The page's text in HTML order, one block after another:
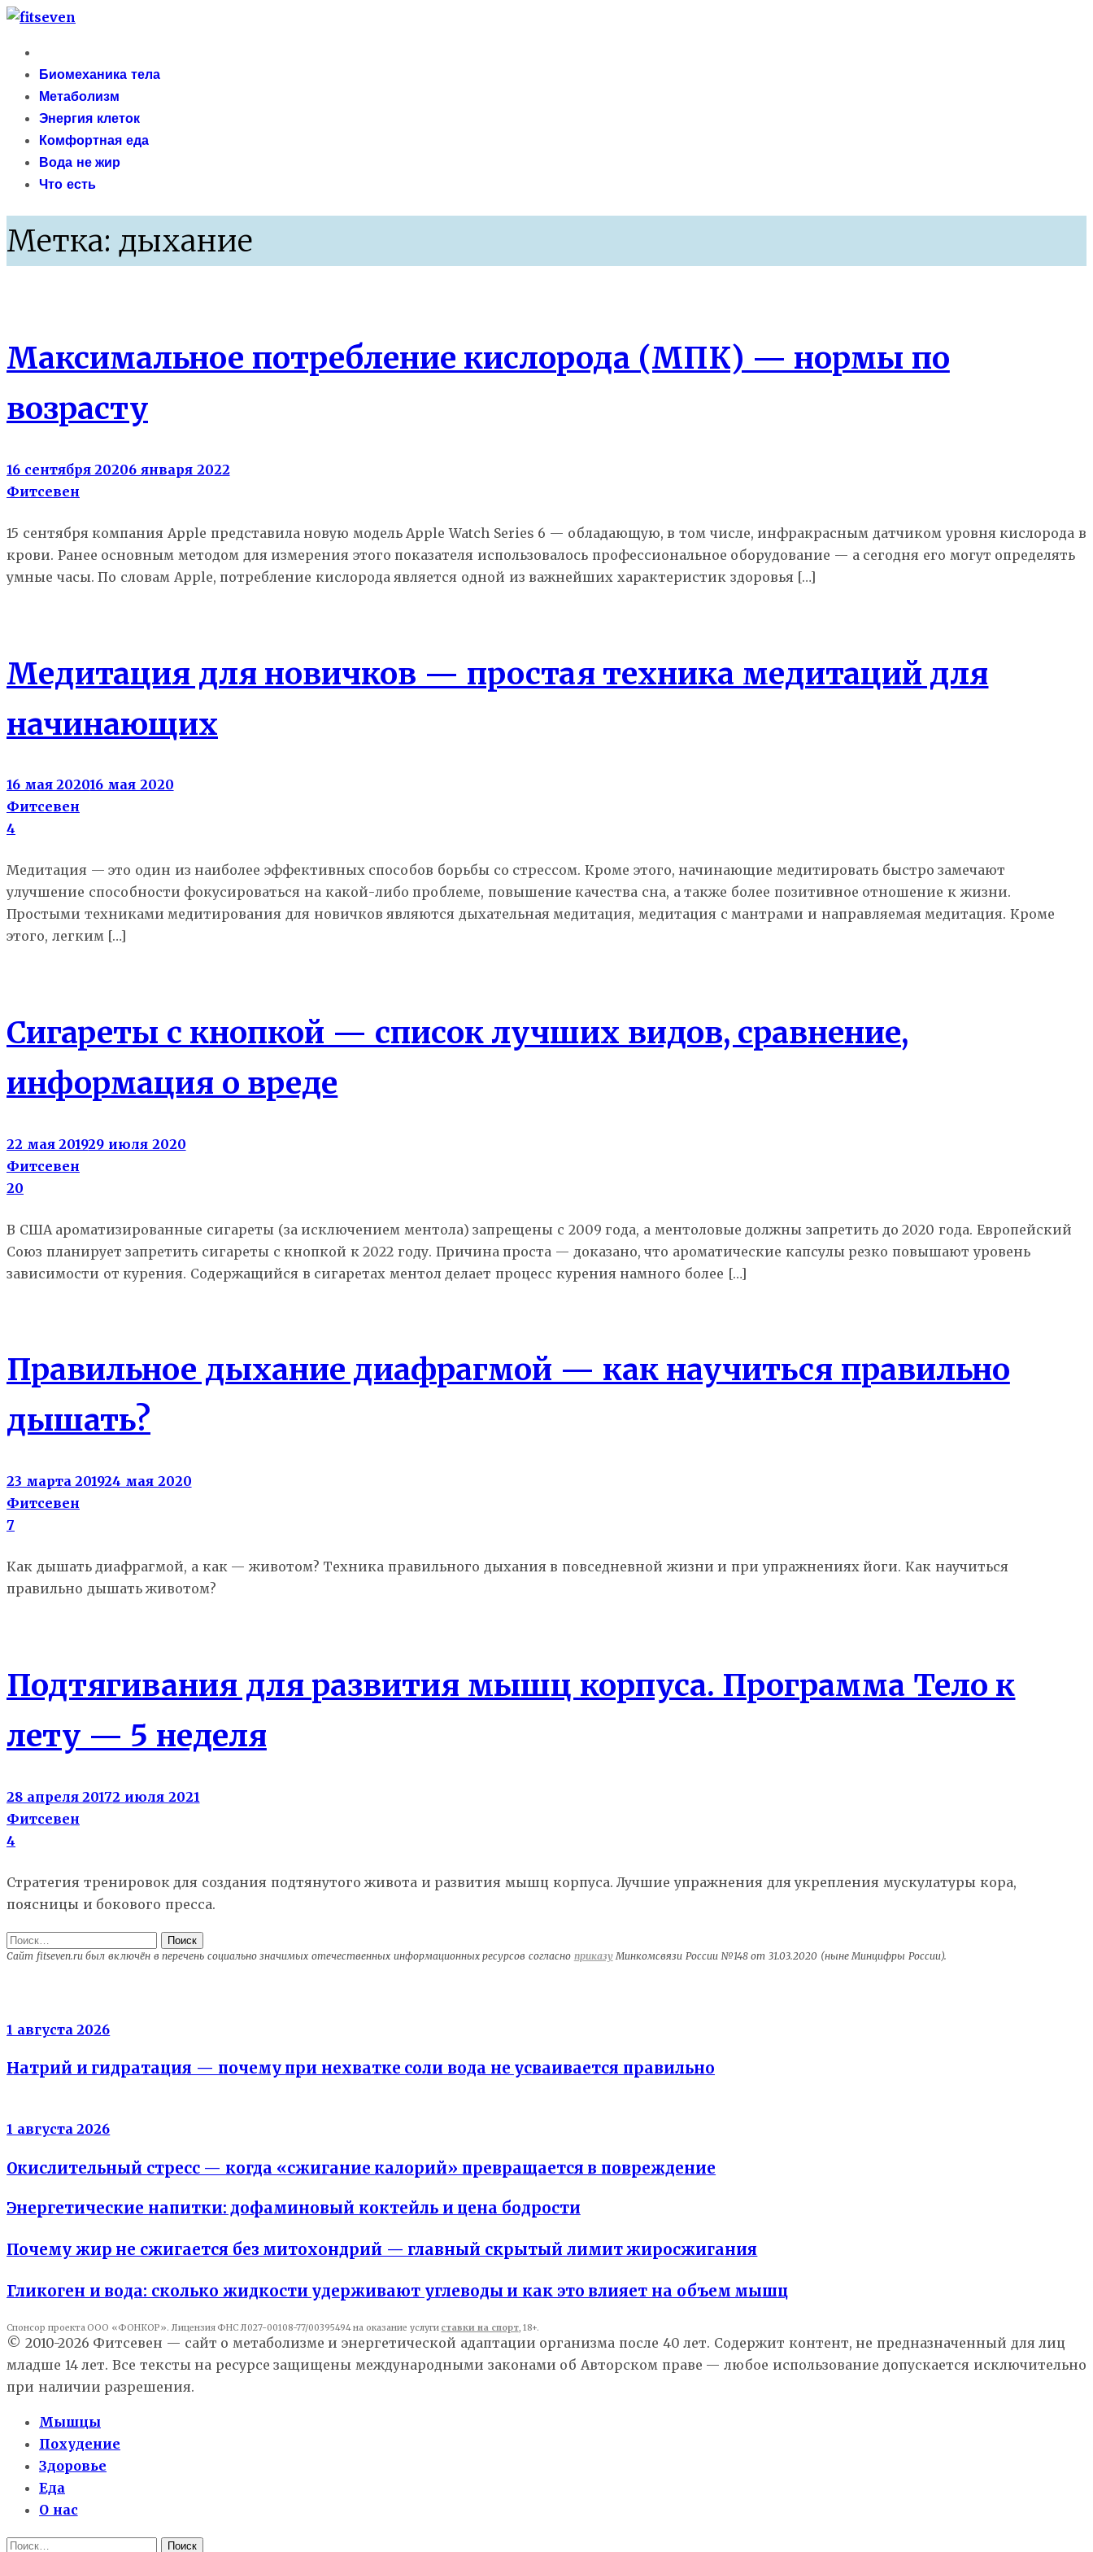
Skip
content
сайт о метаболизме и энергетической адаптации организма после 40 лет
Primary
MenuБиомеханика тела
Метаболизм
Энергия клеток
Комфортная еда
Вода не жир
Что есть
Метка: дыхание
Максимальное потребление кислорода (МПК) — нормы по
возрасту
16 сентября 20206 января 2022
Фитсевен
15 сентября компания Apple представила новую модель Apple Watch Series 6 — обладающую, в том числе, инфракрасным датчиком уровня кислорода в
крови. Ранее основным методом для измерения этого показателя использовалось профессиональное оборудование — а сегодня его могут определять
умные часы. По словам Apple, потребление кислорода является одной из важнейших характеристик здоровья […]
Медитация для новичков — простая техника медитаций для
начинающих
16 мая 202016 мая 2020
Фитсевен
4
Медитация — это один из наиболее эффективных способов борьбы со стрессом. Кроме этого, начинающие медитировать быстро замечают
улучшение способности фокусироваться на какой-либо проблеме, повышение качества сна, а также более позитивное отношение к жизни.
Простыми техниками медитирования для новичков являются дыхательная медитация, медитация с мантрами и направляемая медитация. Кроме
этого, легким […]
Сигареты с кнопкой — список лучших видов, сравнение,
информация о вреде
22 мая 201929 июля 2020
Фитсевен
20
В США ароматизированные сигареты (за исключением ментола) запрещены с 2009 года, а ментоловые должны запретить до 2020 года. Европейский
Союз планирует запретить сигареты с кнопкой к 2022 году. Причина проста — доказано, что ароматические капсулы резко повышают уровень
зависимости от курения. Содержащийся в сигаретах ментол делает процесс курения намного более […]
Правильное дыхание диафрагмой — как научиться правильно
дышать?
23 марта 201924 мая 2020
Фитсевен
7
Как дышать диафрагмой, а как — животом? Техника правильного дыхания в повседневной жизни и при упражнениях йоги. Как научиться
правильно дышать животом?
Подтягивания для развития мышц корпуса. Программа Тело к
лету — 5 неделя
28 апреля 20172 июля 2021
Фитсевен
4
Стратегия тренировок для создания подтянутого живота и развития мышц корпуса. Лучшие упражнения для укрепления мускулатуры кора,
поясницы и бокового пресса.
Найти:
Сайт fitseven.ru был включён в перечень социально значимых отечественных информационных ресурсов согласно приказуМинкомсвязи России №148 от 31.03.2020 (ныне Минцифры России).
1 августа 2026
Натрий и гидратация — почему при нехватке соли вода не усваивается правильно
1 августа 2026
Окислительный стресс — когда «сжигание калорий» превращается в повреждение
Энергетические напитки: дофаминовый коктейль и цена бодрости
Почему жир не сжигается без митохондрий — главный скрытый лимит жиросжигания
Гликоген и вода: сколько жидкости удерживают углеводы и как это влияет на объем мышц
Спонсор проекта ООО «ФОНКОР». Лицензия ФНС Л027-00108-77/00395494 на оказание услуги ставки на спорт, 18+.
© 2010-2026 Фитсевен — сайт о метаболизме и энергетической адаптации организма после 40 лет. Содержит контент, не предназначенный для лиц
младше 14 лет. Все тексты на ресурсе защищены международными законами об Авторском праве — любое использование допускается исключительно
при наличии разрешения.
Мышцы
Похудение
Здоровье
Еда
О нас
Найти: